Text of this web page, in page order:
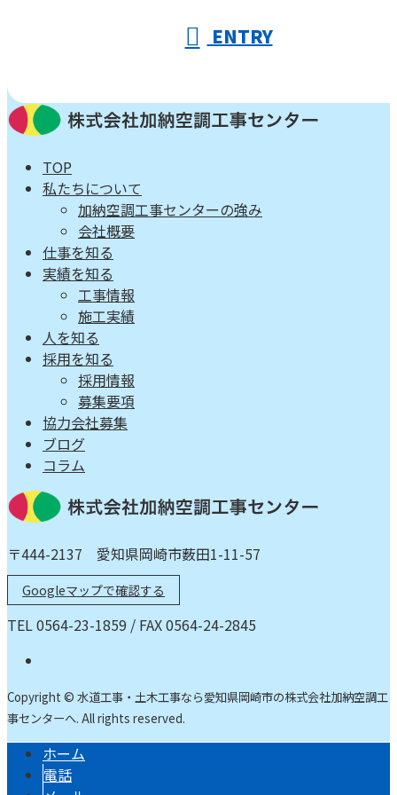
ENTRY
TOP
私たちについて
加納空調工事センターの強み
会社概要
仕事を知る
実績を知る
工事情報
施工実績
人を知る
採用を知る
採用情報
募集要項
協力会社募集
ブログ
コラム
〒444-2137 愛知県岡崎市薮田1-11-57
Googleマップで確認する
TEL 0564-23-1859 / FAX 0564-24-2845
Copyright © 水道工事・土木工事なら愛知県岡崎市の株式会社加納空調工
事センターへ. All rights reserved.
ホーム
電話